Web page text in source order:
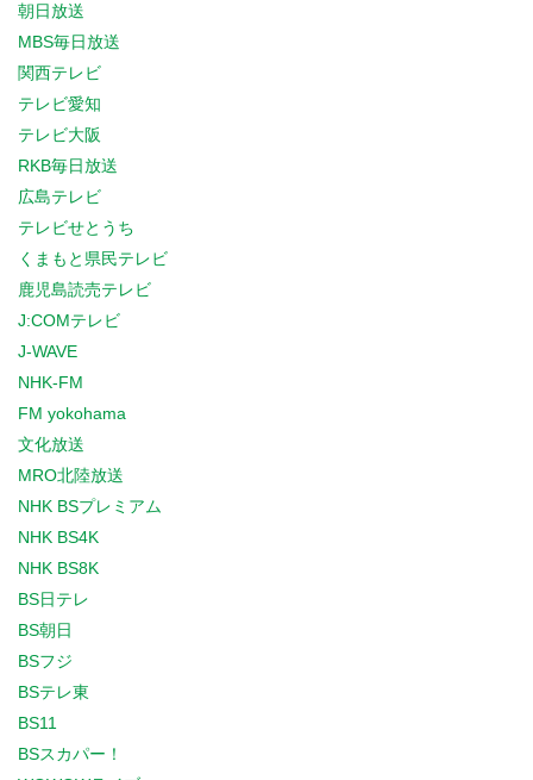
朝日放送
MBS毎日放送
関西テレビ
テレビ愛知
テレビ大阪
RKB毎日放送
広島テレビ
テレビせとうち
くまもと県民テレビ
鹿児島読売テレビ
J:COMテレビ
J-WAVE
NHK-FM
FM yokohama
文化放送
MRO北陸放送
NHK BSプレミアム
NHK BS4K
NHK BS8K
BS日テレ
BS朝日
BSフジ
BSテレ東
BS11
BSスカパー！